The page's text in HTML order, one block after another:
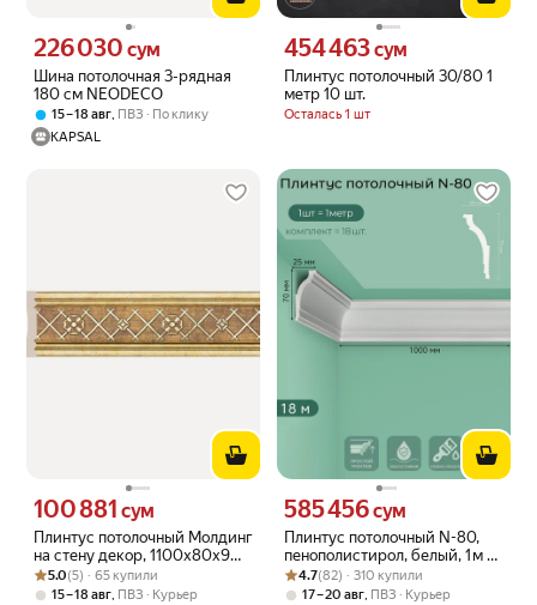
Шина потолочная 3-рядная
180 см NEODECO
Цена 226030 сум вместо
226 030 сум
15 – 18 авг ПВЗ
По клику
KAPSAL
Плинтус потолочный 30/80 1
метр 10 шт.
Осталась 1 шт
Цена 454463 сум вместо
454 463сум
Плинтус потолочный Молдинг
на стену декор, 1100х80х9
мм Античное золото - 2 шт.
Цена 100881 сум вместо
100 881 сум
Рейтинг товара: 5.0 из 5
Оценок: (5) · 65 купили
5.0(5) · 65 купили
15 – 18 авг, ПВЗ
Курьер
Плинтус потолочный N-80,
пенополистирол, белый, 1 м —
18 шт. в упаковке
Цена 585456 сум вместо
585 456сум
Рейтинг товара: 4.7 из 5
Оценок: (82) · 310 купили
4.7(82) · 310 купили
17 – 20 авг, ПВЗ Курьер